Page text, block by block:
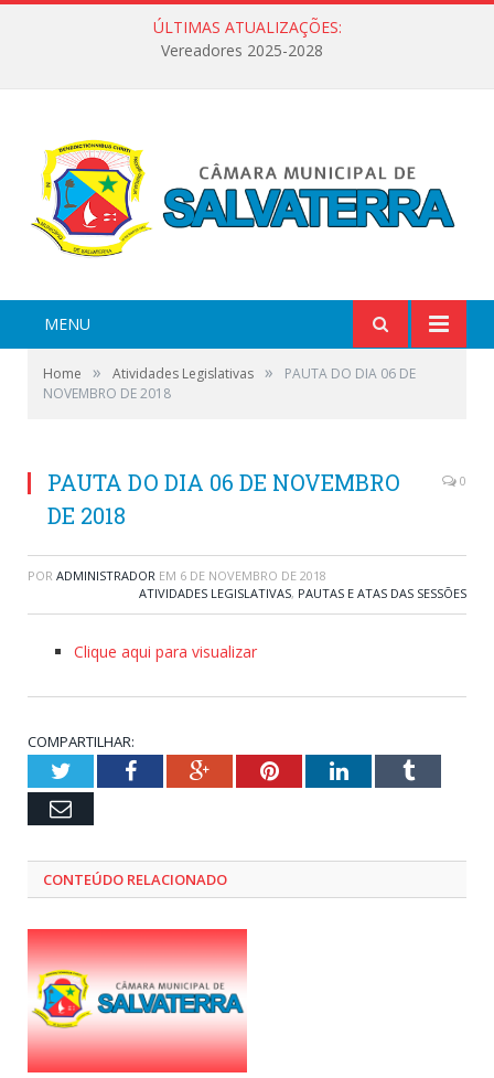
ÚLTIMAS ATUALIZAÇÕES:
Vereadores 2025-2028
MENU
Home » Atividades Legislativas »
PAUTA DO DIA 06 DE
NOVEMBRO DE 2018
PAUTA DO DIA 06 DE NOVEMBRO
DE 2018
0
POR ADMINISTRADOR EM 6 DE NOVEMBRO DE 2018
ATIVIDADES LEGISLATIVAS, PAUTAS E ATAS DAS SESSÕES
Clique aqui para visualizar
COMPARTILHAR:
TwitterFacebookGoogle+PinterestLinkedInTumblr
Email
CONTEÚDO RELACIONADO